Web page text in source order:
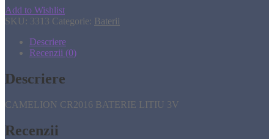
Add to Wishlist
SKU: 3313 Categorie: Baterii
Descriere
Recenzii (0)
Descriere
CAMELION CR2016 BATERIE LITIU 3V
Recenzii